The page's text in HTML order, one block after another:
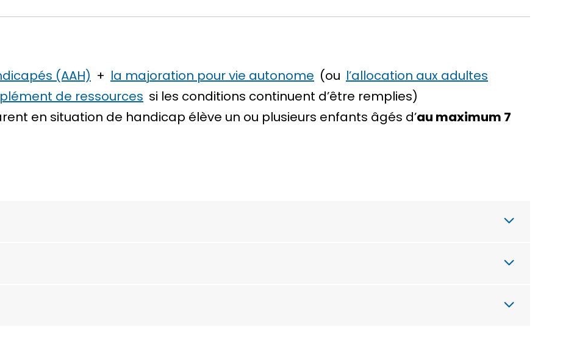
(AAH) + la majoration pour vie autonome (ou l’allocation aux adultes
de ressources si les conditions continuent d’être remplies)
en situation de handicap élève un ou plusieurs enfants âgés d’au maximum 7